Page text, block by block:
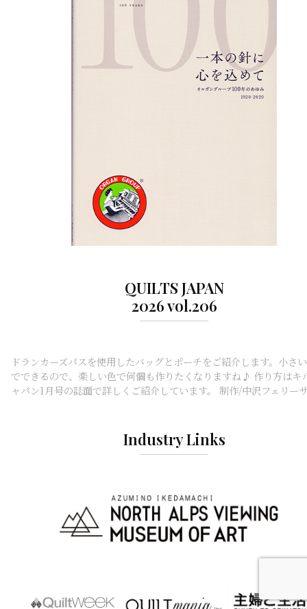
QUILTS JAPAN
2026 vol.206
ドランカーズパスを使用したバッグとポーチをご紹介します。小さ
でできるので、楽しい色で何個も作りたくなりますね♪ 作り方はキ
ャパン1月号の誌面で詳しくご紹介しています。 制作/中沢フェリー
Industry Links